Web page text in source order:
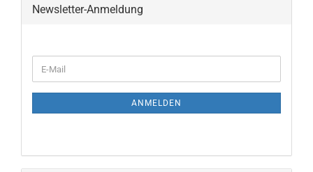
Newsletter-Anmeldung
ZUR
E-
Mail
ANMELDEN